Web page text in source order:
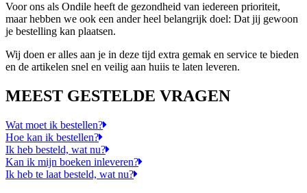
Voor ons als Ondile heeft de gezondheid van iedereen prioriteit,
maar hebben we ook een ander heel belangrijk doel: Dat jij gewoon
je bestelling kan plaatsen.
Wij doen er alles aan je in deze tijd extra gemak en service te bieden
en de artikelen snel en veilig aan huiis te laten leveren.
MEEST GESTELDE VRAGEN
Wat moet ik bestellen?
Hoe kan ik bestellen?
Ik heb besteld, wat nu?
Kan ik mijn boeken inleveren?
Ik heb te laat besteld, wat nu?